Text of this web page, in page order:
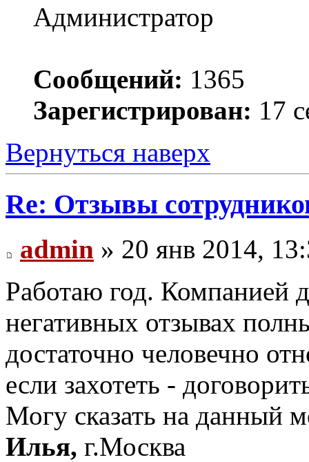
Администратор
Сообщений: 1365
Зарегистрирован: 17
Вернуться наверх
Re: Отзывы
admin » 20 янв 2014,
Работаю год. Компанией
негативных отзывах
достаточно человечно
если захотеть -
Могу сказать на данный
Илья, г.Москва